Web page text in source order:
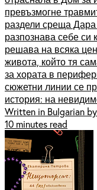
превъзмогне
раздели среща Дара
разпознава себе си
решава на всяка
живота, който тя
за хората в
сюжетни линии се
история: на
Written in Bulgarian
10 minutes read